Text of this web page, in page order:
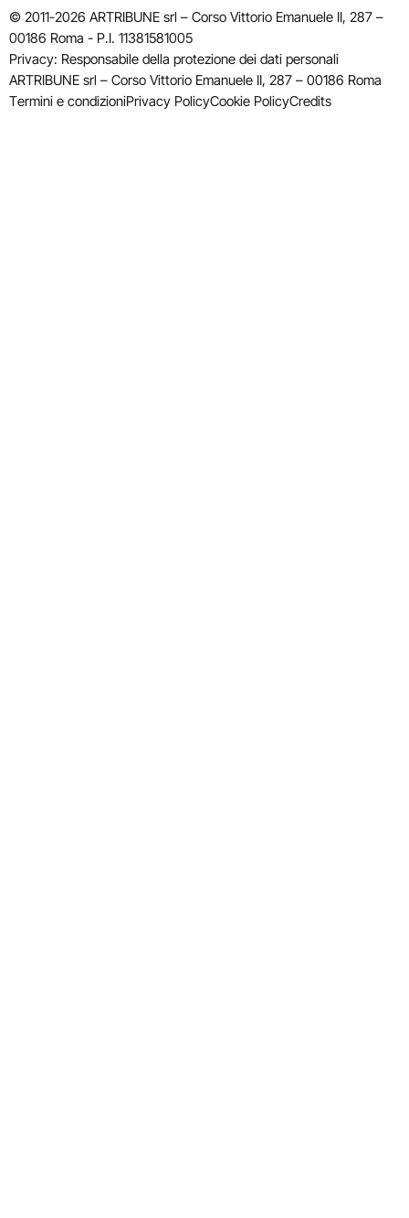
© 2011-2026 ARTRIBUNE srl – Corso Vittorio Emanuele II, 287 –
00186 Roma - P.I. 11381581005
Privacy: Responsabile della protezione dei dati personali
ARTRIBUNE srl – Corso Vittorio Emanuele II, 287 – 00186 Roma
Termini e condizioniPrivacy PolicyCookie PolicyCredits